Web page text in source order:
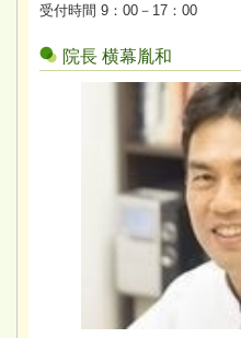
受付時間 9：00－17：00
院長 横幕胤和